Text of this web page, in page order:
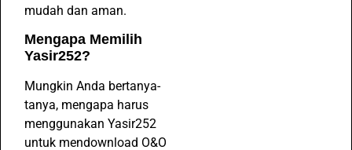
mudah dan aman.
Mengapa Memilih
Yasir252?
Mungkin Anda bertanya-
tanya, mengapa harus
menggunakan Yasir252
untuk mendownload O&O